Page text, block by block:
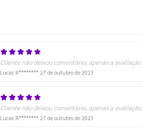
Cliente não deixou comentário, apenas a avaliação
Lucas R******** 27 de outubro de 2023
Cliente não deixou comentário, apenas a avaliação
Lucas R******** 27 de outubro de 2023